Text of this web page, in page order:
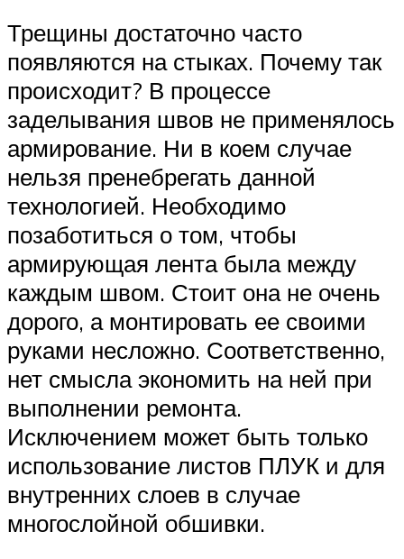
Трещины достаточно часто
появляются на стыках. Почему так
происходит? В процессе
заделывания швов не применялось
армирование. Ни в коем случае
нельзя пренебрегать данной
технологией. Необходимо
позаботиться о том, чтобы
армирующая лента была между
каждым швом. Стоит она не очень
дорого, а монтировать ее своими
руками несложно. Соответственно,
нет смысла экономить на ней при
выполнении ремонта.
Исключением может быть только
использование листов ПЛУК и для
внутренних слоев в случае
многослойной обшивки.